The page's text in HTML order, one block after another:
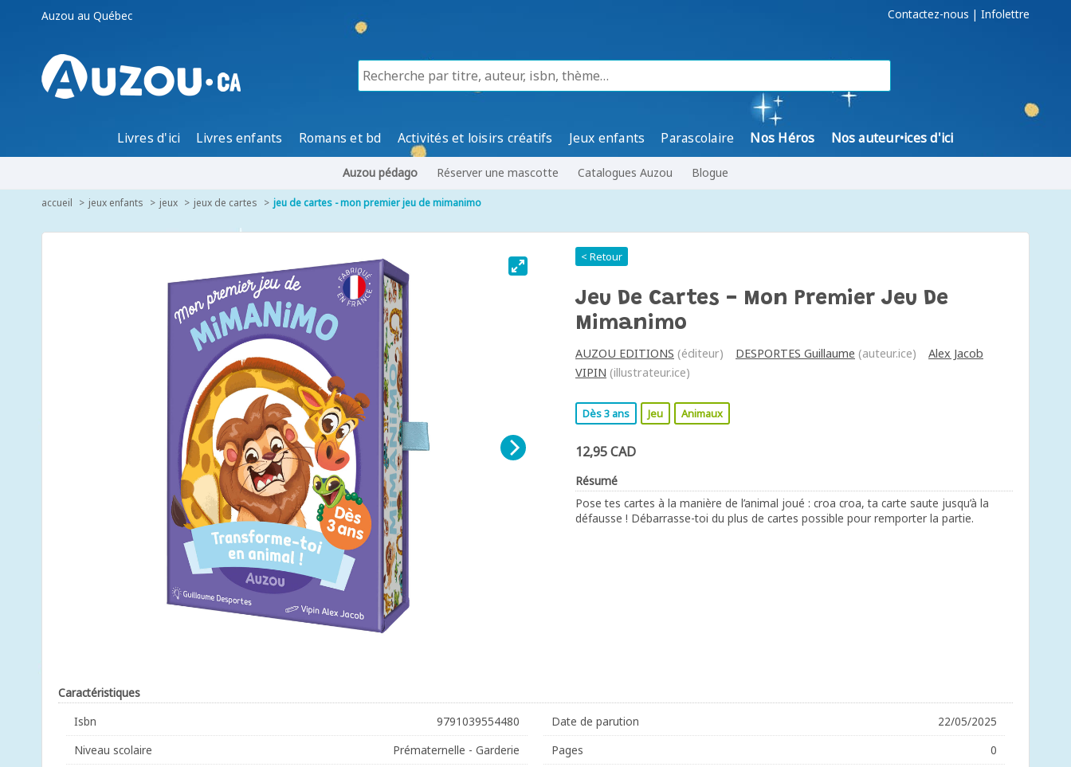
Auzou au Québec Contactez-nous | Infolettre
Livres d'ici Livres enfants Romans et bd Activités et loisirs créatifs Jeux enfants Parascolaire Nos Héros Nos auteur•ices d'ici
Auzou pédago Réserver une mascotte Catalogues Auzou Blogue
accueil jeux enfants jeux jeux de cartes jeu de cartes - mon premier jeu de mimanimo
< Retour
Jeu De Cartes - Mon Premier Jeu De
Mimanimo
AUZOU EDITIONS (éditeur) DESPORTES Guillaume (auteur.ice)
Alex Jacob
VIPIN (illustrateur.ice)
Dès 3 ans Jeu Animaux
12,95 CAD
Résumé
Pose tes cartes à la manière de l’animal joué : croa croa, ta carte saute jusqu’à la
défausse ! Débarrasse-toi du plus de cartes possible pour remporter la partie.
Caractéristiques
Isbn
9791039554480
Niveau scolaire
Prématernelle - Garderie
Date de parution
22/05/2025
Pages
0